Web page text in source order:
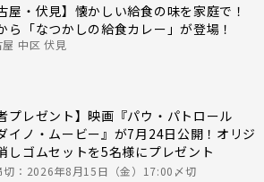
屋・伏見】懐かしい給食の味を家庭で！
ら「なつかしの給食カレー」が登場！
屋 中区 伏見
プレゼント】映画『パウ・パトロール
イノ・ムービー』が7月24日公開！オリジ
しゴムセットを5名様にプレゼント
切：2026年8月15日（金）17:00〆切